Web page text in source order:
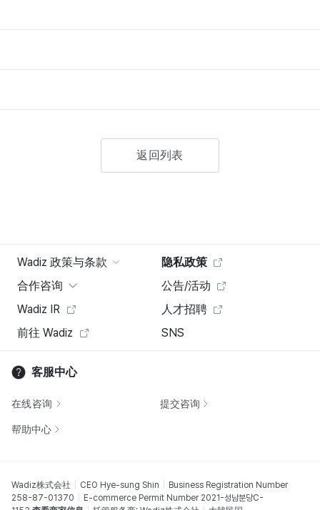
返回列表
Wadiz 政策与条款
隐私政策
合作咨询
公告/活动
Wadiz IR
人才招聘
前往 Wadiz
SNS
客服中心
在线咨询 提交咨询
帮助中心
Wadiz株式会社 CEO Hye-sung Shin
Business Registration Number
258-87-01370
E-commerce Permit Number 2021-성남분당C-